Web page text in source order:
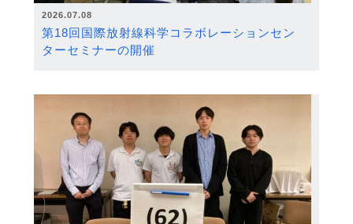
2026.07.08
第18回国際放射線科学コラボレーションセン
ターセミナーの開催